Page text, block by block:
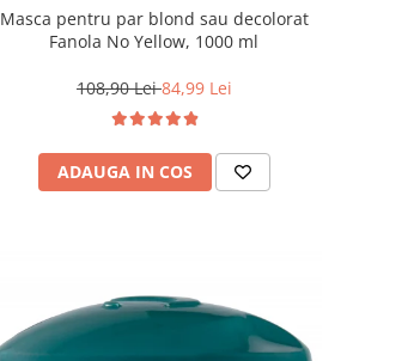
Masca pentru par blond sau decolorat
Fanola No Yellow, 1000 ml
108,90 Lei84,99 Lei
ADAUGA IN COS